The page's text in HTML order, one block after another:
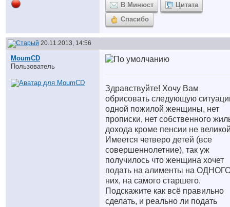
В Минюст
Цитата
Спасибо
20.11.2013, 14:56
MoumCD
Пользователь
Здравствуйте! Хочу Вам
обрисовать следующую
одной пожилой женщины, нет
прописки, нет собственного
дохода кроме пенсии не
Имеется четверо детей (все
совершеннолетние), так уж
получилось что женщина хочет
подать на алименты на
них, на самого старшего.
Подскажите как всё правильно
сделать, и реально ли подать